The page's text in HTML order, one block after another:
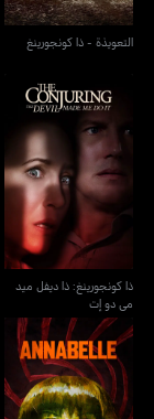
التعويذة - ذا كونجورينغ
ذا كونجورينغ: ذا ديفل ميد
مي دو إت
ذا كونجورينغ: ذا ديفل ميد
مي دو إت
أنابيل